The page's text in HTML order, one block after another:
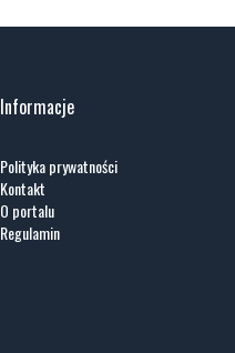
Informacje
Polityka prywatności
Kontakt
O portalu
Regulamin